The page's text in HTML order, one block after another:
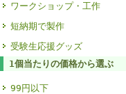
ワークショップ・工作
短納期で製作
受験生応援グッズ
1個当たりの価格から選ぶ
99円以下